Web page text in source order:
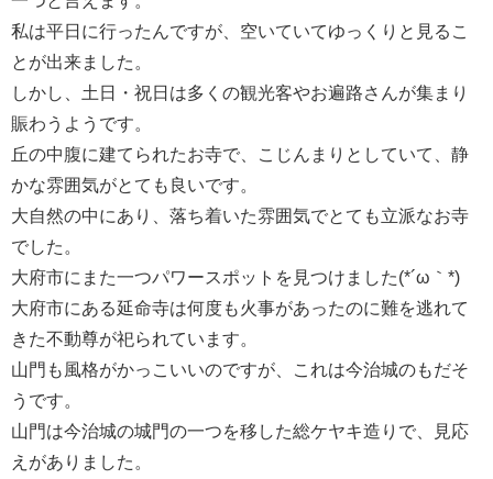
私は平日に行ったんですが、空いていてゆっくりと見るこ
とが出来ました。
しかし、土日・祝日は多くの観光客やお遍路さんが集まり
賑わうようです。
丘の中腹に建てられたお寺で、こじんまりとしていて、静
かな雰囲気がとても良いです。
大自然の中にあり、落ち着いた雰囲気でとても立派なお寺
でした。
大府市にまた一つパワースポットを見つけました(*´ω｀*)
大府市にある延命寺は何度も火事があったのに難を逃れて
きた不動尊が祀られています。
山門も風格がかっこいいのですが、これは今治城のもだそ
うです。
山門は今治城の城門の一つを移した総ケヤキ造りで、見応
えがありました。